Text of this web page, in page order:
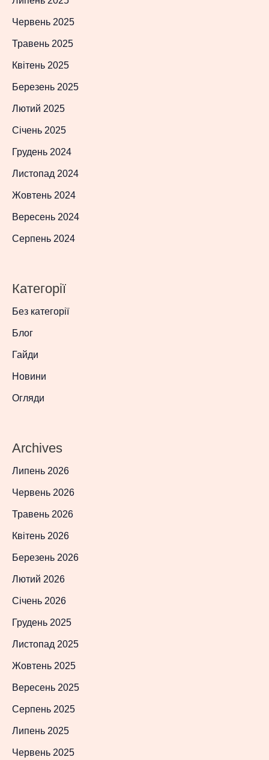
Червень 2025
Травень 2025
Квітень 2025
Березень 2025
Лютий 2025
Січень 2025
Грудень 2024
Листопад 2024
Жовтень 2024
Вересень 2024
Серпень 2024
Категорії
Без категорії
Блог
Гайди
Новини
Огляди
Archives
Липень 2026
Червень 2026
Травень 2026
Квітень 2026
Березень 2026
Лютий 2026
Січень 2026
Грудень 2025
Листопад 2025
Жовтень 2025
Вересень 2025
Серпень 2025
Липень 2025
Червень 2025